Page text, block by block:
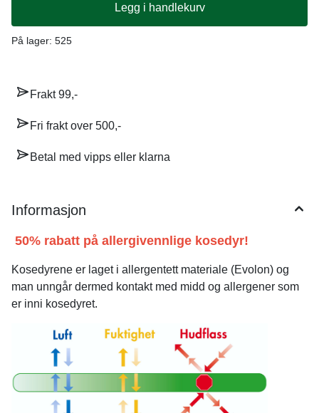
Legg i handlekurv
På lager: 525
Frakt 99,-
Fri frakt over 500,-
Betal med vipps eller klarna
Informasjon
50% rabatt på allergivennlige kosedyr!
Kosedyrene er laget i allergentett materiale (Evolon) og
man unngår dermed kontakt med midd og allergener som
er inni kosedyret.